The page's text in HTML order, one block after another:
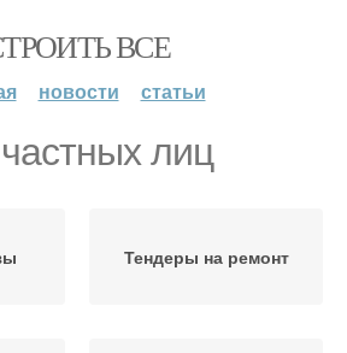
ВСЕ
новости статьи
лиц
Тендеры на ремонт